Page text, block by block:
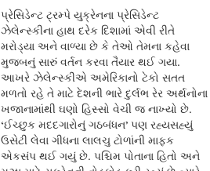
પ્રેસિડેન્ટ ટ્રમ્પે યુક્રેનના પ્રેસિડેન્ટ
ઝેલેન્સ્કીના હાથ દરેક દિશામાં એવી રીતે
મરોડ્યા અને વાળ્યા છે કે તેઓ તેમના કહેવા
મુજબનું સારું વર્તન કરવા તૈયાર થઈ ગયા.
આખરે ઝેલેન્સ્કીએ અમેરિકાનો ટેકો સતત
મળતો રહે તે માટે દેશની ભારે દુર્લભ રેર અર્થનોના
ખજાનામાંથી ઘણો હિસ્સો વેચી જ નાખ્યો છે.
‘ઈચ્છુક મદદગારોનું ગઠબંધન’ પણ રહ્યસહ્યું
ઉસેટી લેવા ગીધના લાલચુ ટોળાંની માફક
એકસંપ થઈ ગયું છે. પશ્ચિમ પોતાના હિતો અને